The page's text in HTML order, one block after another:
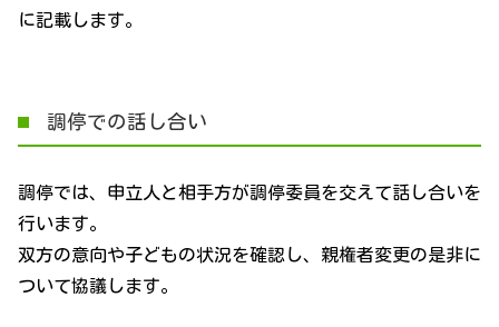
に記載します。
調停での話し合い
調停では、申立人と相手方が調停委員を交えて話し合いを
行います。
双方の意向や子どもの状況を確認し、親権者変更の是非に
ついて協議します。